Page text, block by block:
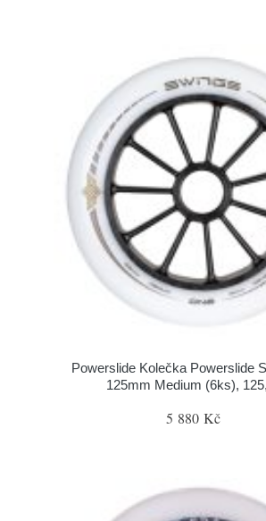
Powerslide Kolečka Powerslide
125mm Medium (6ks),
5 880 Kč